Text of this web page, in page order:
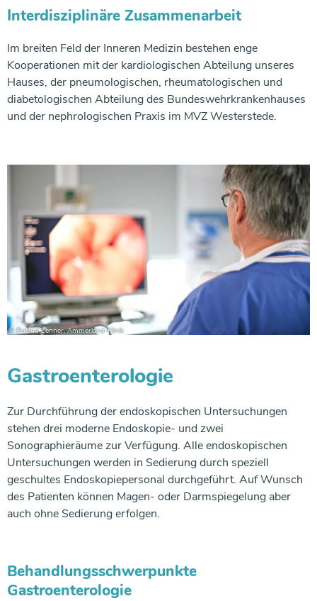
Interdisziplinäre Zusammenarbeit
Im breiten Feld der Inneren Medizin bestehen enge
Kooperationen mit der kardiologischen Abteilung unseres
Hauses, der pneumologischen, rheumatologischen und
diabetologischen Abteilung des Bundeswehrkrankenhauses
und der nephrologischen Praxis im MVZ Westerstede.
Gastroenterologie
Zur Durchführung der endoskopischen Untersuchungen
stehen drei moderne Endoskopie- und zwei
Sonographieräume zur Verfügung. Alle endoskopischen
Untersuchungen werden in Sedierung durch speziell
geschultes Endoskopiepersonal durchgeführt. Auf Wunsch
des Patienten können Magen- oder Darmspiegelung aber
auch ohne Sedierung erfolgen.
Behandlungsschwerpunkte
Gastroenterologie